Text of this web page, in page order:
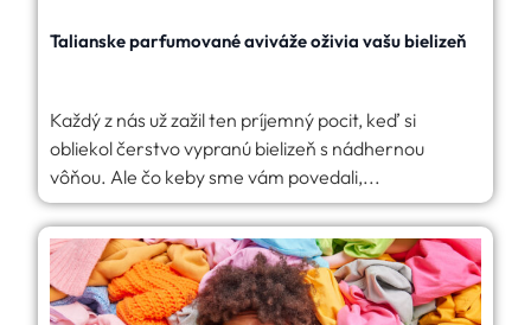
Talianske parfumované aviváže oživia vašu bielizeň
Každý z nás už zažil ten príjemný pocit, keď si
obliekol čerstvo vypranú bielizeň s nádhernou
vôňou. Ale čo keby sme vám povedali,...